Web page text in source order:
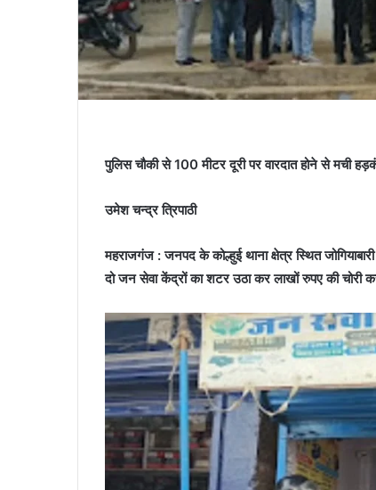
पुलिस चौकी से 100 मीटर दूरी पर वारदात होने से मची
उमेश चन्द्र त्रिपाठी
महराजगंज : जनपद के कोल्हुई थाना क्षेत्र स्थित
दो जन सेवा केंद्रों का शटर उठा कर लाखों रुपए की चोरी